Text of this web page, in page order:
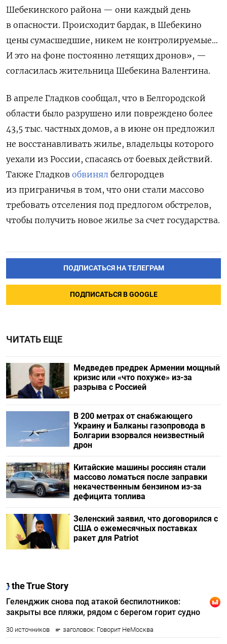
Шебекинского района — они каждый день
в опасности. Происходит бардак, в Шебекино
цены сумасшедшие, никем не контролируемые…
И это на фоне постоянно летящих дронов», —
согласилась жительница Шебекина Валентина.
В апреле Гладков сообщал, что в Белгородской
области было разрушено или повреждено более
43,5 тыс. частных домов, а в июне он предложил
не восстанавливать жилье, владельцы которого
уехали из России, спасаясь от боевых действий.
Также Гладков обвинял белгородцев
из приграничья в том, что они стали массово
требовать отселения под предлогом обстрелов,
чтобы получить новое жилье за счет государства.
ПОДПИСАТЬСЯ НА ТЕЛЕГРАМ
ПОДПИСАТЬСЯ В GOOGLE
ЧИТАТЬ ЕЩЕ
Медведев предрек Армении мощный
кризис или «что похуже» из-за
разрыва с Россией
В 200 метрах от снабжающего
Украину и Балканы газопровода в
Болгарии взорвался неизвестный
дрон
Китайские машины россиян стали
массово ломаться после заправки
некачественным бензином из-за
дефицита топлива
Зеленский заявил, что договорился с
США о ежемесячных поставках
ракет для Patriot